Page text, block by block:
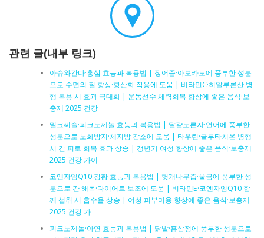
관련 글(내부 링크)
아슈와간다·홍삼 효능과 복용법 | 장어즙·아보카도에 풍부한 성분
으로 수면의 질 향상·항산화 작용에 도움 | 비타민C·히알루론산 병
행 복용 시 효과 극대화 | 운동선수 체력회복 향상에 좋은 음식·보
충제 2025 건강
밀크씨슬·피크노제놀 효능과 복용법 | 달걀노른자·연어에 풍부한
성분으로 노화방지·체지방 감소에 도움 | 타우린·글루타치온 병행
시 간 피로 회복 효과 상승 | 갱년기 여성 향상에 좋은 음식·보충제
2025 건강 가이
코엔자임Q10·강황 효능과 복용법 | 헛개나무즙·울금에 풍부한 성
분으로 간 해독·다이어트 보조에 도움 | 비타민E·코엔자임Q10 함
께 섭취 시 흡수율 상승 | 여성 피부미용 향상에 좋은 음식·보충제
2025 건강 가
피크노제놀·아연 효능과 복용법 | 닭발·홍삼정에 풍부한 성분으로